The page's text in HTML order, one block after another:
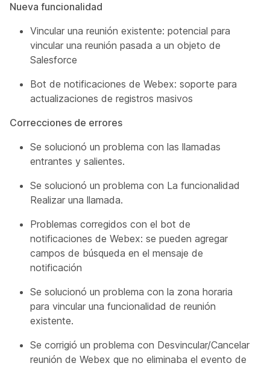
Nueva funcionalidad
Vincular una reunión existente: potencial para
vincular una reunión pasada a un objeto de
Salesforce
Bot de notificaciones de Webex: soporte para
actualizaciones de registros masivos
Correcciones de errores
Se solucionó un problema con las llamadas
entrantes y salientes.
Se solucionó un problema con La funcionalidad
Realizar una llamada.
Problemas corregidos con el bot de
notificaciones de Webex: se pueden agregar
campos de búsqueda en el mensaje de
notificación
Se solucionó un problema con la zona horaria
para vincular una funcionalidad de reunión
existente.
Se corrigió un problema con Desvincular/Cancelar
reunión de Webex que no eliminaba el evento de